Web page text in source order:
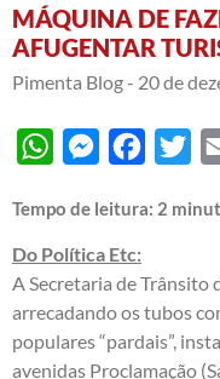
MÁQUINA DE
AFUGENTAR
Pimenta Blog - 20 de
WhatsAppMessenger
Tempo de leitura: 2
Do Política Etc:
A Secretaria de Trânsito
arrecadando os tubos
populares “pardais”,
avenidas Proclamação